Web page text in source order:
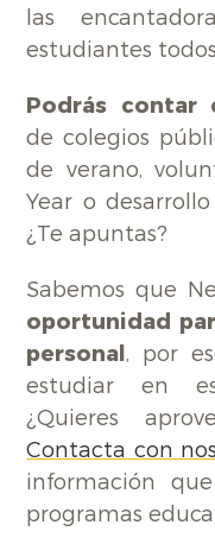
las
estudiantes
Podrás contar
de colegios
de verano,
Year o
¿Te apuntas?
Sabemos que
oportunidad
personal, por
estudiar en
¿Quieres
Contacta con
información
programas